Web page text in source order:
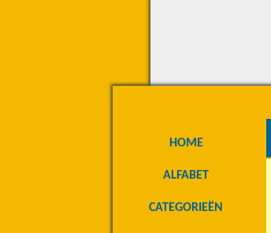
HOME
ALFABET
CATEGORIEËN